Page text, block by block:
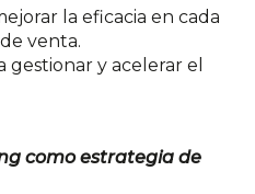
la eficacia en cada
venta.
gestionar y acelerar el
como estrategia de